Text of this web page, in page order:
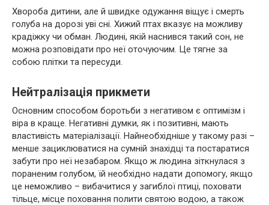
Хвороба дитини, але й швидке одужання віщує і смерть
голуба на дорозі уві сні. Хижий птах вказує на можливу
крадіжку чи обман. Людині, якій наснився такий сон, не
можна розповідати про неї оточуючим. Це тягне за
собою плітки та пересуди.
Нейтралізація прикмети
Основним способом боротьби з негативом є оптимізм і
віра в краще. Негативні думки, як і позитивні, мають
властивість матеріалізації. Найнеобхідніше у такому разі –
менше зациклюватися на сумній знахідці та постаратися
забути про неї незабаром. Якщо ж людина зіткнулася з
пораненим голубом, їй необхідно надати допомогу, якщо
це неможливо – вибачитися у загиблої птиці, поховати
тільце, місце поховання полити святою водою, а також